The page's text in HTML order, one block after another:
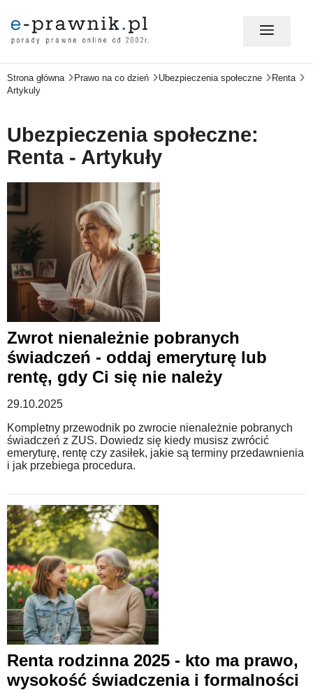
MÓJ E-PRAWNIK - LOGOWANIE
PORADY PRAWNE ONLINE
PRAWO NA CO DZIEŃ
PRAWO W BIZNESIE
ZMIANY W PRAWIE
WZORY DOKUMENTÓW
FORUM PRAWNE
Strona główna Prawo na co dzień Ubezpieczenia społeczne
Renta
Artykuly
Ubezpieczenia społeczne:
Renta - Artykuły
Zwrot nienależnie pobranych
świadczeń - oddaj emeryturę lub
rentę, gdy Ci się nie należy
29.10.2025
Kompletny przewodnik po zwrocie nienależnie pobranych
świadczeń z ZUS. Dowiedz się kiedy musisz zwrócić
emeryturę, rentę czy zasiłek, jakie są terminy przedawnienia
i jak przebiega procedura.
Renta rodzinna 2025 - kto ma prawo,
wysokość świadczenia i formalności